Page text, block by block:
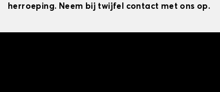
herroeping. Neem bij twijfel contact met ons op.